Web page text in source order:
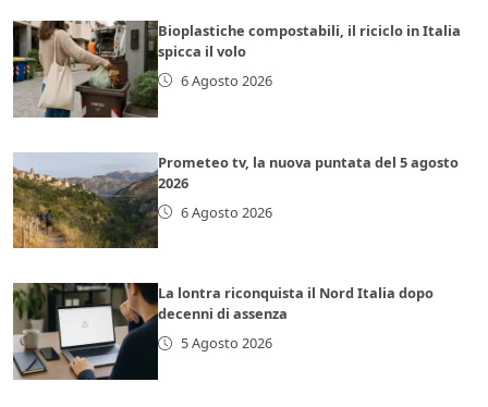
Bioplastiche compostabili, il riciclo in Italia
spicca il volo
6 Agosto 2026
Prometeo tv, la nuova puntata del 5 agosto
2026
6 Agosto 2026
La lontra riconquista il Nord Italia dopo
decenni di assenza
5 Agosto 2026